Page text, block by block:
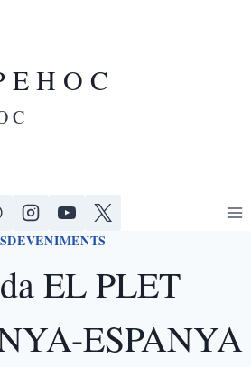
E H O C
EL PLET
ESPANYA